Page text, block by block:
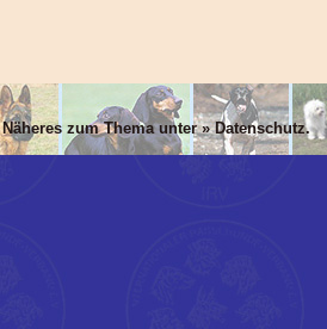
zum Thema unter »Datenschutz.